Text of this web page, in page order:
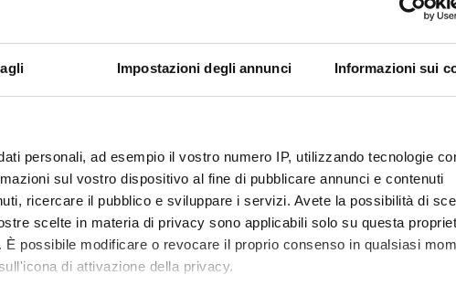
Impostazioni degli annunci Informazioni sui
personali, ad esempio il vostro numero IP, utilizzando tecnologie
sul vostro dispositivo al fine di pubblicare annunci e contenuti
ricercare il pubblico e sviluppare i servizi. Avete la possibilità di
scelte in materia di privacy sono applicabili solo su questa
possibile modificare o revocare il proprio consenso in qualsiasi
di attivazione della privacy.
0 Ricerca Incarichi